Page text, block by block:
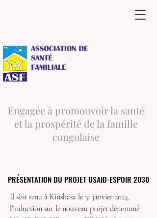
Engagée à promouvoir la santé
et la prospérité de la famille
congolaise
PRÉSENTATION DU PROJET USAID-ESPOIR 2030
PRÉSENTATION DU PROJET USAID-ESPOIR 2030
Il s’est tenu à Kinshasa le 31 janvier 2024,
l’induction sur le nouveau projet dénommé